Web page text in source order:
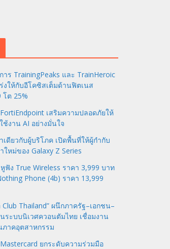
าร TrainingPeaks และ TrainHeroic
งให้กับอีโคซิสเต็มด้านฟิตเนส
โต 25%
เสริมความปลอดภัยให้
ช้งาน AI อย่างมั่นใจ
เดียวกับผู้บริโภค เปิดพื้นที่ให้ผู้กำกับ
ใหม่ของ Galaxy Z Series
ฟัง True Wireless ราคา 3,999 บาท
Phone (4b) ราคา 13,999
Club Thailand” ผนึกภาครัฐ–เอกชน–
ระบบนิเวศควอนตัมไทย เชื่อมงาน
ภาคอุตสาหกรรม
ยกระดับความร่วมมือ